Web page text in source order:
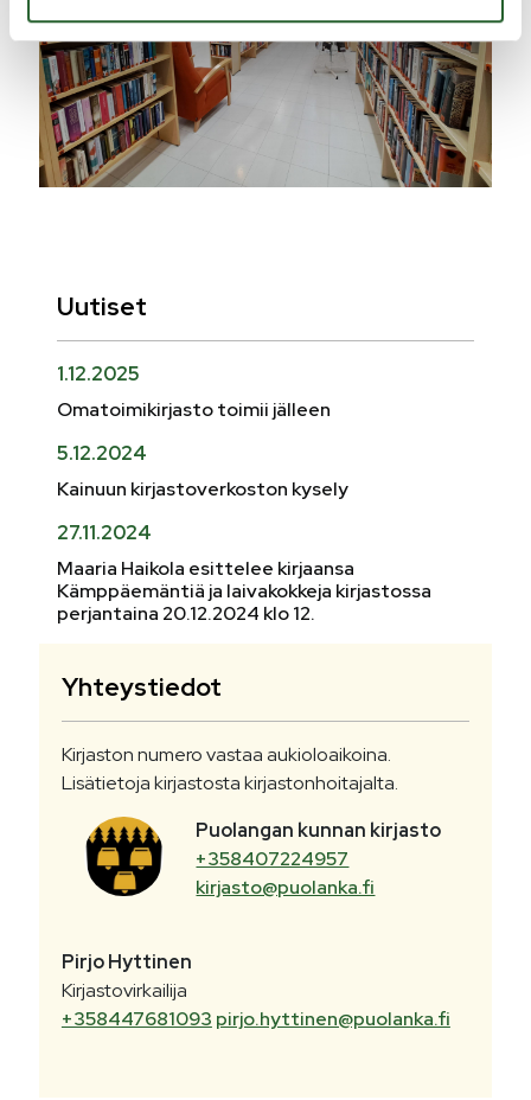
Uutiset
1.12.2025
Omatoimikirjasto toimii jälleen
5.12.2024
Kainuun kirjastoverkoston kysely
27.11.2024
Maaria Haikola esittelee kirjaansa
Kämppäemäntiä ja laivakokkeja kirjastossa
perjantaina 20.12.2024 klo 12.
Yhteystiedot
Kirjaston numero vastaa aukioloaikoina.
Lisätietoja kirjastosta kirjastonhoitajalta.
Puolangan kunnan kirjasto
+358407224957
kirjasto@puolanka.fi
PirjoHyttinen
Kirjastovirkailija
+358447681093 pirjo.hyttinen@puolanka.fi